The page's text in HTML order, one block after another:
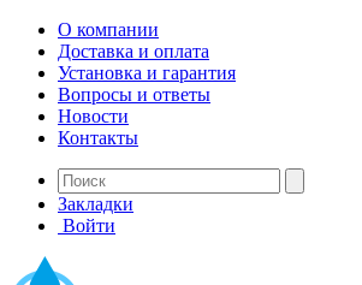
О компании
Доставка и оплата
Установка и гарантия
Вопросы и ответы
Новости
Контакты
Закладки
Войти